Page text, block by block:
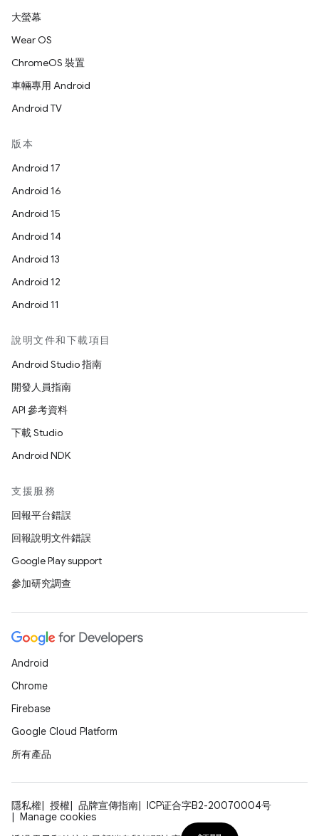
大螢幕
Wear OS
ChromeOS 裝置
車輛專用 Android
Android TV
版本
Android 17
Android 16
Android 15
Android 14
Android 13
Android 12
Android 11
說明文件和下載項目
Android Studio 指南
開發人員指南
API 參考資料
下載 Studio
Android NDK
支援服務
回報平台錯誤
回報說明文件錯誤
Google Play support
參加研究調查
Android
Chrome
Firebase
Google Cloud Platform
所有產品
隱私權 授權 品牌宣傳指南
ICP证合字B2-20070004号
Manage cookies